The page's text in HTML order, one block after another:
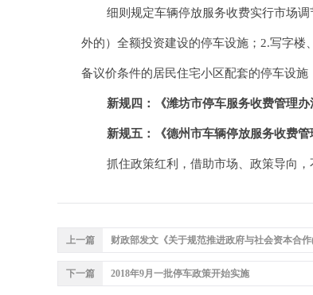
细则规定车辆停放服务收费实行市场调
外的）全额投资建设的停车设施；2.写字楼
备议价条件的居民住宅小区配套的停车设施
新规四：《潍坊市停车服务收费管理办
新规五：《德州市车辆停放服务收费管
抓住政策红利，借助市场、政策导向，
上一篇 财政部发文《关于规范推进政府与社会资本合作
下一篇 2018年9月一批停车政策开始实施